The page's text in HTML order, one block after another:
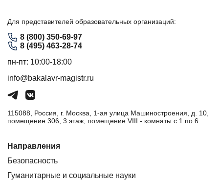
Для представителей образовательных организаций:
8 (800) 350-69-97
8 (495) 463-28-74
пн-пт: 10:00-18:00
info@bakalavr-magistr.ru
115088, Россия, г. Москва, 1-ая улица Машиностроения, д. 10,
помещение 306, 3 этаж, помещение VIII - комнаты с 1 по 6
Направления
Безопасность
Гуманитарные и социальные науки